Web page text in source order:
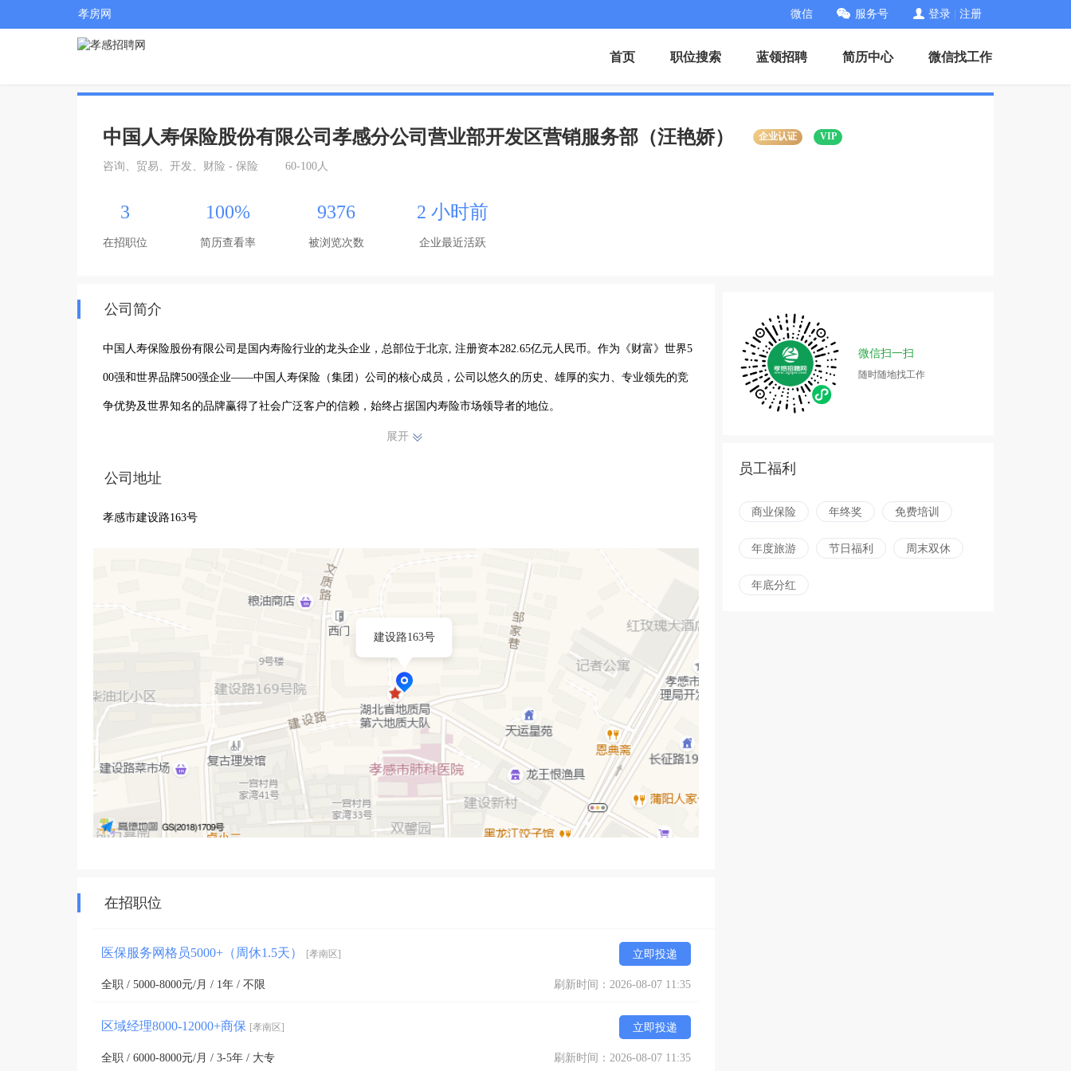
孝房网 微信 服务号 登录 注册
首页 职位搜索 蓝领招聘 简历中心 微信找工作
中国人寿保险股份有限公司孝感分公司营业部开发区营销服务部（汪艳娇） 企业认证 VIP
咨询、贸易、开发、财险 - 保险 60-100人
3
在招职位
100%
简历查看率
9376
被浏览次数
2 小时前
企业最近活跃
公司简介
中国人寿保险股份有限公司是国内寿险行业的龙头企业，总部位于北京, 注册资本282.65亿元人民币。作为《财富》世界5
00强和世界品牌500强企业——中国人寿保险（集团）公司的核心成员，公司以悠久的历史、雄厚的实力、专业领先的竞
争优势及世界知名的品牌赢得了社会广泛客户的信赖，始终占据国内寿险市场领导者的地位。
展开
公司地址
孝感市建设路163号
建设路163号
在招职位
医保服务网格员5000+（周休1.5天） [孝南区] 立即投递
全职 / 5000-8000元/月 / 1年 / 不限 刷新时间：2026-08-07 11:35
区域经理8000-12000+商保 [孝南区] 立即投递
全职 / 6000-8000元/月 / 3-5年 / 大专 刷新时间：2026-08-07 11:35
微信扫一扫
随时随地找工作
员工福利
商业保险 年终奖 免费培训
年度旅游 节日福利 周末双休
年底分红